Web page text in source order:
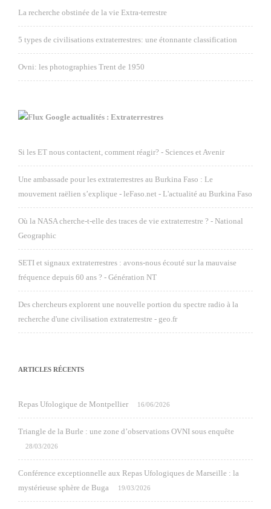
La recherche obstinée de la vie Extra-terrestre
5 types de civilisations extraterrestres: une étonnante classification
Ovni: les photographies Trent de 1950
Google actualités : Extraterrestres
Si les ET nous contactent, comment réagir? - Sciences et Avenir
Une ambassade pour les extraterrestres au Burkina Faso : Le
mouvement raëlien s’explique - leFaso.net - L'actualité au Burkina Faso
Où la NASA cherche-t-elle des traces de vie extraterrestre ? - National
Geographic
SETI et signaux extraterrestres : avons-nous écouté sur la mauvaise
fréquence depuis 60 ans ? - Génération NT
Des chercheurs explorent une nouvelle portion du spectre radio à la
recherche d'une civilisation extraterrestre - geo.fr
ARTICLES RÉCENTS
Repas Ufologique de Montpellier 16/06/2026
Triangle de la Burle : une zone d’observations OVNI sous enquête
28/03/2026
Conférence exceptionnelle aux Repas Ufologiques de Marseille : la
mystérieuse sphère de Buga
19/03/2026